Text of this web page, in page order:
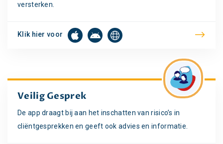
versterken.
Klik hier voor
Veilig Gesprek
De app draagt bij aan het inschatten van risico’s in
cliëntgesprekken en geeft ook advies en informatie.